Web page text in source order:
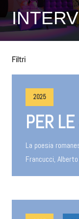
Filtri
2025
PER
La poesia
Francucci,